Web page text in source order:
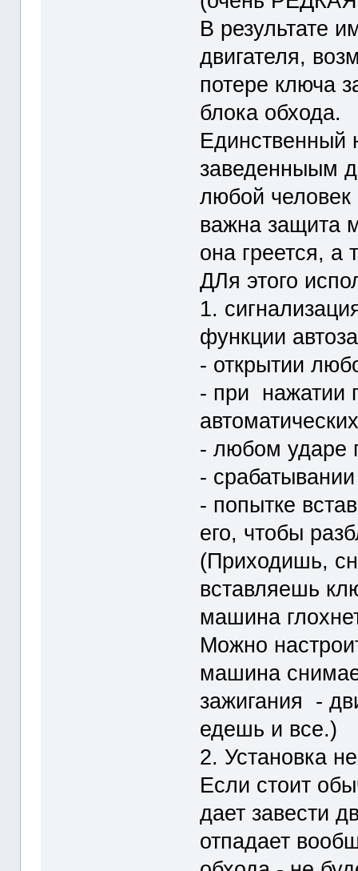
В результате
двигателя,
потере ключа
блока обхода.
Единственный
заведенныым
любой человек
важна защита
она греется,
ДЛя этого
1.
функции
- открытии
- при нажатии
- любом ударе
-
- попытке
его, чтобы
(Приходишь,
вставляешь
машина
Можно
машина
зажигания -
едешь и все.)
2. Установка
Если стоит
дает завести
отпадает